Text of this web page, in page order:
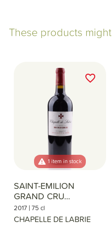
These products might
1 item in stock
SAINT-EMILION
GRAND CRU...
2017 |75 cl
CHAPELLE DE LABRIE
favorite_border